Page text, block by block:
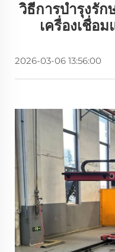
วิธีการบำรุงรั
เครื่องเชื่อ
2026-03-06 13:56:00